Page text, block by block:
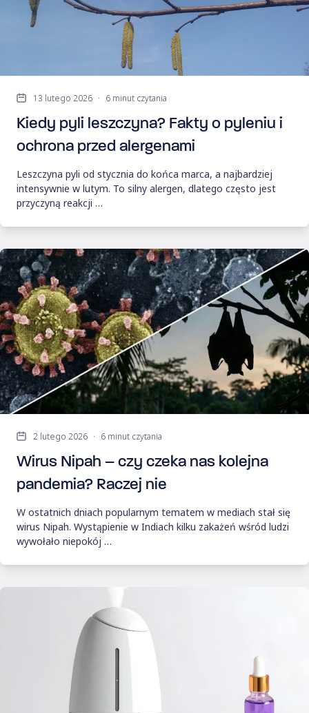
13 lutego 2026 · 6 minut czytania
Kiedy pyli leszczyna? Fakty o pyleniu i
ochrona przed alergenami
Leszczyna pyli od stycznia do końca marca, a najbardziej
intensywnie w lutym. To silny alergen, dlatego często jest
przyczyną reakcji …
2 lutego 2026 · 6 minut czytania
Wirus Nipah – czy czeka nas kolejna
pandemia? Raczej nie
W ostatnich dniach popularnym tematem w mediach stał się
wirus Nipah. Wystąpienie w Indiach kilku zakażeń wśród ludzi
wywołało niepokój …